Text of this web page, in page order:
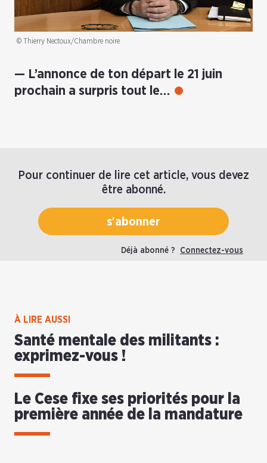
© Thierry Nectoux/Chambre noire
L’annonce de ton départ le 21 juin
prochain a surpris tout le…
Pour continuer de lire cet article, vous devez
être abonné.
s'abonner
Déjà abonné ? Connectez-vous
À LIRE AUSSI
Santé mentale des militants :
exprimez-vous !
Le Cese fixe ses priorités pour la
première année de la mandature